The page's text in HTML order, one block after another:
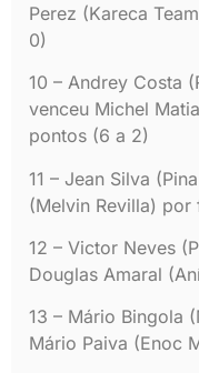
Perez (Kareca
0)
10 – Andrey Costa
venceu Michel
pontos (6 a 2)
11 – Jean Silva
(Melvin Revilla) por
12 – Victor Neves
Douglas Amaral
13 – Mário Bingola
Mário Paiva (Enoc